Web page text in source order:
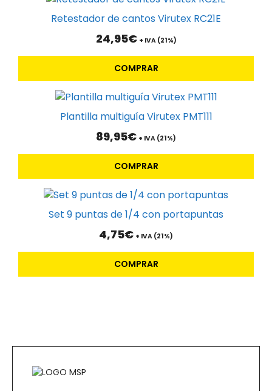
Retestador de cantos Virutex RC21E
24,95€ + IVA (21%)
COMPRAR
Plantilla multiguía Virutex PMT111
89,95€ + IVA (21%)
COMPRAR
Set 9 puntas de 1/4 con portapuntas
4,75€ + IVA (21%)
COMPRAR